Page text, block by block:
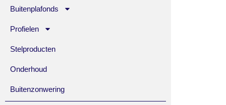
Buitenplafonds
Profielen
Stelproducten
Onderhoud
Buitenzonwering